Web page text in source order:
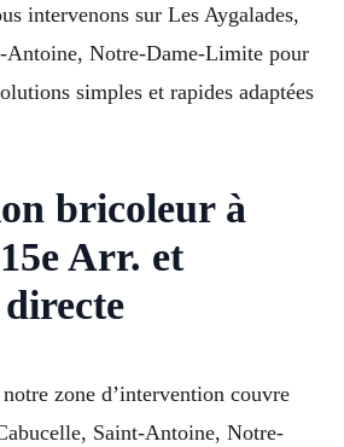
intervenons sur Les Aygalades,
Antoine, Notre-Dame-Limite pour
simples et rapides adaptées
bricoleur à
Arr. et
zone d’intervention couvre
Saint-Antoine, Notre-